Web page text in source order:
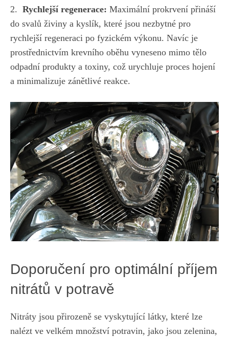
2. ​ Rychlejší regenerace: Maximální prokrvení​ přináší
⁤do svalů živiny a kyslík, ​které jsou nezbytné pro‌
rychlejší​ regeneraci po fyzickém výkonu. Navíc ⁤je
prostřednictvím krevního oběhu vyneseno ⁢mimo tělo ​
odpadní produkty a toxiny, což‌ urychluje proces ​hojení
a‍ minimalizuje zánětlivé reakce.
Doporučení ‌pro ⁣optimální příjem
nitrátů v potravě
Nitráty ⁣jsou přirozeně ⁤se vyskytující‍ látky, které lze⁣
nalézt‍ ve velkém množství potravin, jako‌ jsou‍ zelenina,